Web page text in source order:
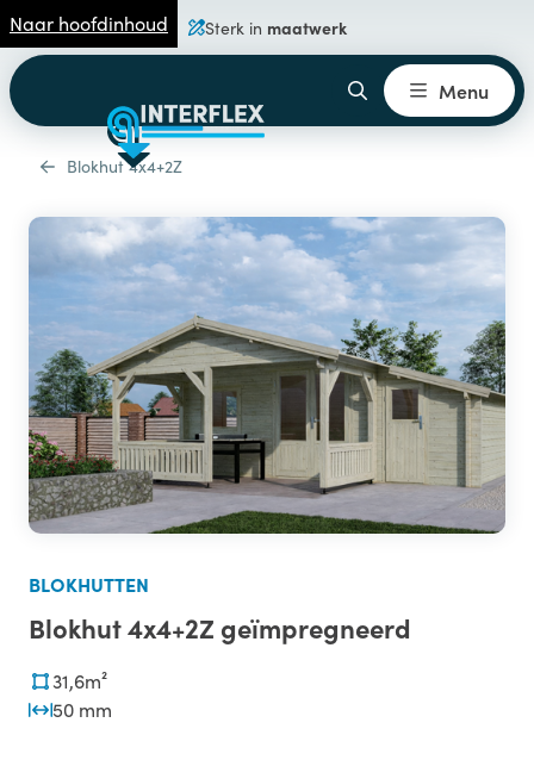
Naar hoofdinhoud Sterk in maatwerk
Menu
Blokhut 4x4+2Z
BLOKHUTTEN
Blokhut 4x4+2Z geïmpregneerd
31,6m²
50 mm